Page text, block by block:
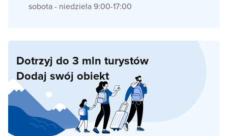
sobota - niedziela 9:00-17:00
Dotrzyj do 3 mln turystów
Dodaj swój obiekt